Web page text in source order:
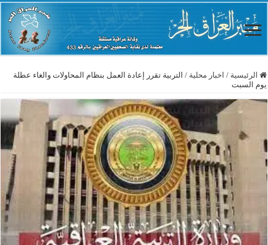
الرئيسية / اخبار محلية / التربية تقرر إعادة العمل بنظام المحاولات والغاء عطلة
يوم السبت